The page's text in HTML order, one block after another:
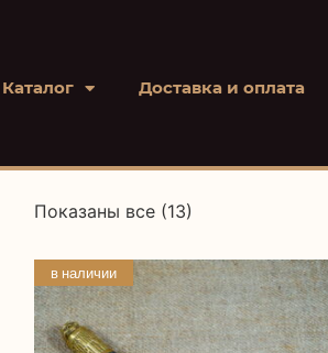
Каталог Доставка и оплата
Показаны все (13)
в наличии